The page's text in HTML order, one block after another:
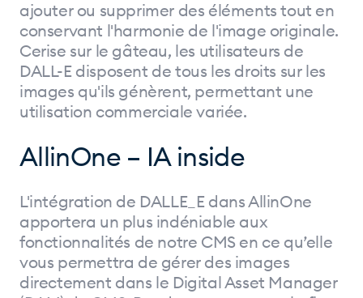
ajouter ou supprimer des éléments tout en
conservant l'harmonie de l'image originale.
Cerise sur le gâteau, les utilisateurs de
DALL-E disposent de tous les droits sur les
images qu'ils génèrent, permettant une
utilisation commerciale variée.
AllinOne – IA inside
L'intégration de DALLE_E dans AllinOne
apportera un plus indéniable aux
fonctionnalités de notre CMS en ce qu’elle
vous permettra de gérer des images
directement dans le Digital Asset Manager